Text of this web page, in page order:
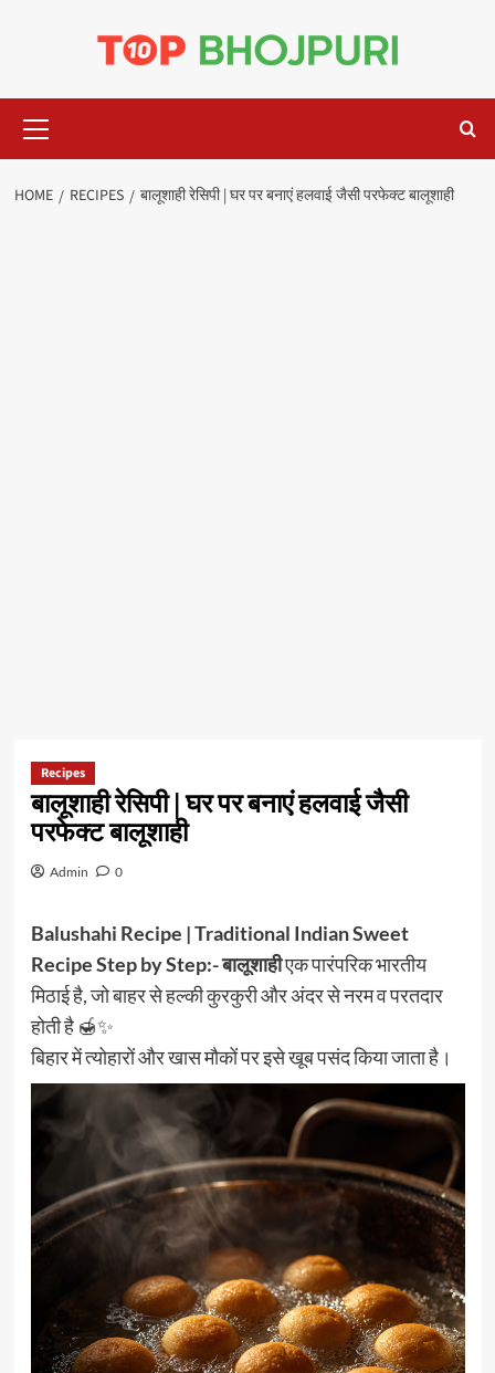
Menu
HOME RECIPES बालूशाही रेसिपी | घर पर बनाएं हलवाई जैसी परफेक्ट बालूशाही
Recipes
बालूशाही रेसिपी | घर पर बनाएं हलवाई जैसी
परफेक्ट बालूशाही
Admin 0
Balushahi Recipe | Traditional Indian Sweet
Recipe Step by Step:-बालूशाहीएक पारंपरिक भारतीय
मिठाई है, जो बाहर से हल्की कुरकुरी और अंदर से नरम व परतदार
होती है 🍯✨
बिहार में त्योहारों और खास मौकों पर इसे खूब पसंद किया जाता है।